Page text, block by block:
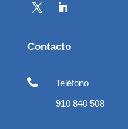
Contacto

Teléfono
910 840 508